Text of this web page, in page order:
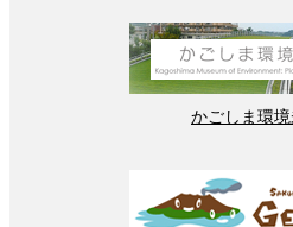
かごしま 環境